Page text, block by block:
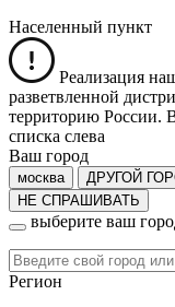
Населенный пункт
Реализация
разветвленной
территорию России.
списка слева
Ваш город
москва ДРУГОЙ
НЕ СПРАШИВАТЬ
выберите ваш
Регион